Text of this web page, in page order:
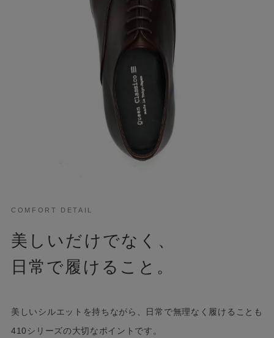
COMFORT DETAIL
美しいだけでなく、
日常で履けること。
美しいシルエットを持ちながら、日常で無理なく履けることも
410シリーズの大切なポイントです。